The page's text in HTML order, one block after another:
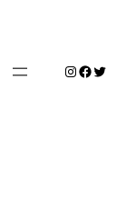
Instagram